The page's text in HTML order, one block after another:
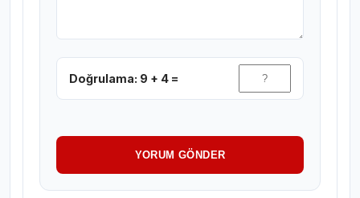
Doğrulama: 9 + 4 =
YORUM GÖNDER